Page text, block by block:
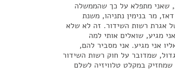
שאני מתפלא על כך שהממשלה
מר בנימין נתניהו, משנת
של אגרת רשות השידור. זה לא שלא
מגיע, שואלים אותי למה
אני מגיע. אני מסביר להם,
גדול, שמדובר על חוק רשות השידור
במקלט טלוויזיה לשלם